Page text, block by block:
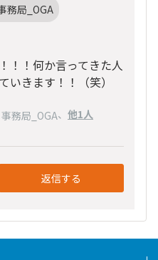
務局_OGA
！！何か言ってきた人
いきます！！（笑）
務局_OGA、 他1人
返信する